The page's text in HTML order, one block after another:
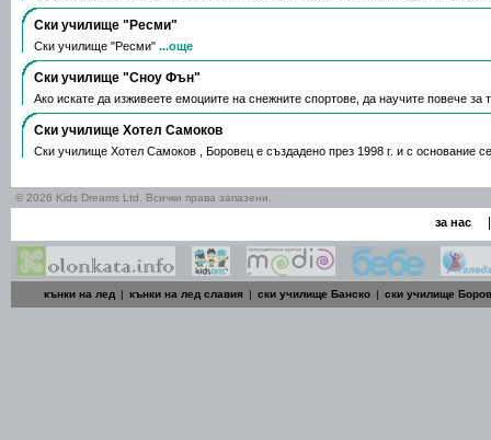
Ски училище "Ресми"
Ски училище "Ресми" ...още
Ски училище "Сноу Фън"
Ако искате да изживеете емоциите на снежните спортове, да научите повече за
Ски училище Хотел Самоков
Ски училище Хотел Самоков , Боровец е създадено през 1998 г. и с основание
© 2026 Kids Dreams Ltd. Всички права запазени.
за нас
кънки на лед | кънки на лед славия | ски училище Банско | ски училище